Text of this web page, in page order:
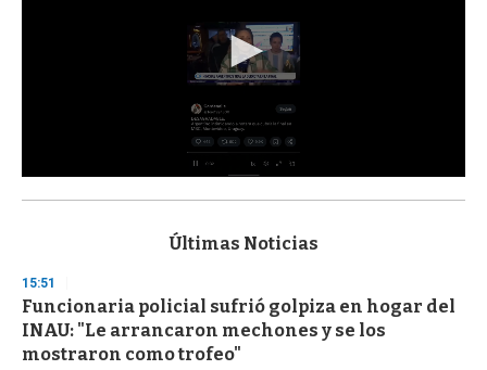
s
d
s
o
f
3
Últimas Noticias
15:51
Funcionaria policial sufrió golpiza en hogar del
INAU: "Le arrancaron mechones y se los
mostraron como trofeo"